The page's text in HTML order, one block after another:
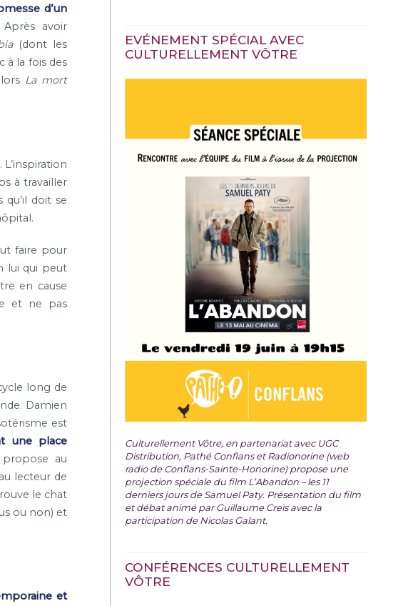
d’un
avoir
(dont les
à la fois des
La mort
à travailler
doit se
faire pour
lui qui peut
en cause
et ne pas
long de
Damien
est
une place
au
lecteur de
le chat
ou non) et
et
EVÉNEMENT SPÉCIAL AVEC
CULTURELLEMENT VÔTRE
Culturellement Vôtre, en partenariat avec UGC
Distribution, Pathé Conflans et Radionorine (web
radio de Conflans-Sainte-Honorine) propose une
projection spéciale du film L’Abandon – les 11
derniers jours de Samuel Paty. Présentation du film
et débat animé par Guillaume Creis avec la
participation de Nicolas Galant.
CONFÉRENCES CULTURELLEMENT
VÔTRE